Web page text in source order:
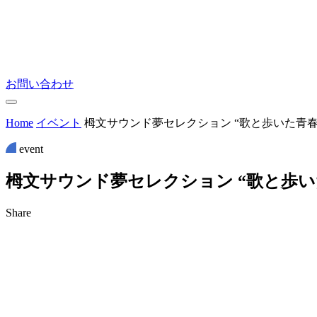
お問い合わせ
Home イベント 栂文サウンド夢セレクション “歌と歩いた青
event
栂文サウン ド夢セレク シ ョ ン “歌と歩い
Share